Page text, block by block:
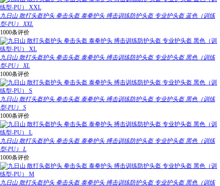
九日山 散打头盔护头 拳击头盔 泰拳护头 搏击训练防护头盔 专业护头盔 蓝色（训练
型-PU） XXL
1000条评价
九日山 散打头盔护头 拳击头盔 泰拳护头 搏击训练防护头盔 专业护头盔 黑色（训练
型-PU） XL
1000条评价
九日山 散打头盔护头 拳击头盔 泰拳护头 搏击训练防护头盔 专业护头盔 黑色（训练
型-PU） S
1000条评价
九日山 散打头盔护头 拳击头盔 泰拳护头 搏击训练防护头盔 专业护头盔 黑色（训练
型-PU） L
1000条评价
九日山 散打头盔护头 拳击头盔 泰拳护头 搏击训练防护头盔 专业护头盔 黑色（训练